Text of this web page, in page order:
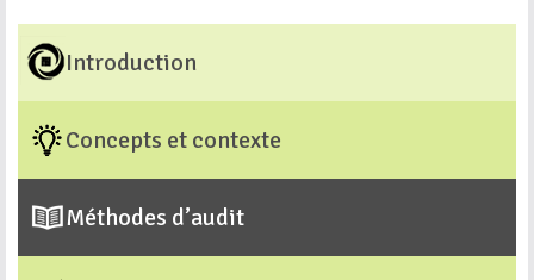
Introduction
Concepts et contexte
Méthodes d’audit